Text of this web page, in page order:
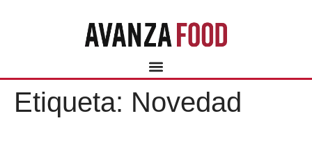
Etiqueta: Novedad